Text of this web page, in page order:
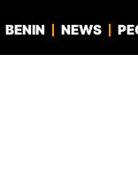
BENIN NEWS